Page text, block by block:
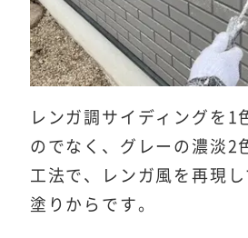
レンガ調サイディングを1
のでなく、グレーの濃淡2
工法で、レンガ風を再現
塗りからです。